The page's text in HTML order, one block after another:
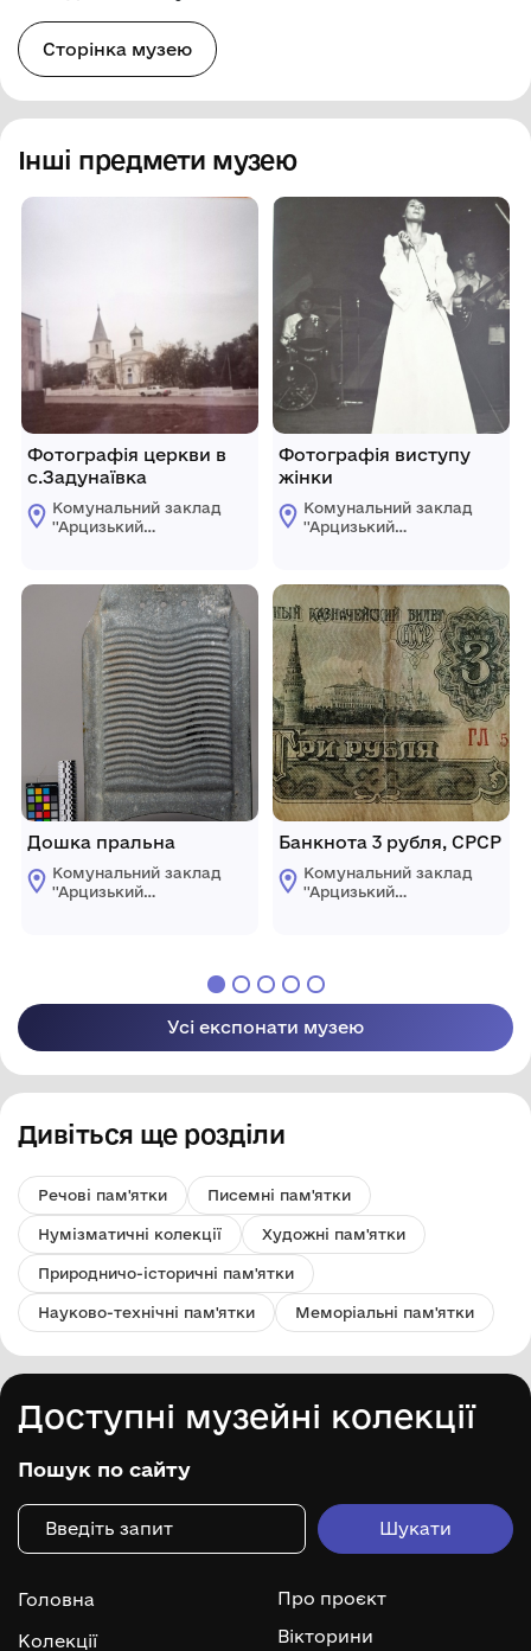
Сторінка музею
Інші предмети музею
Фотографія церкви в
с.Задунаївка
Комунальний заклад
''Арцизький
Арцизької міської
Дошка пральна
Комунальний заклад
''Арцизький
Фотографія виступу
жінки
Комунальний заклад
''Арцизький
Арцизької міської
Банкнота 3 рубля, СРСР
Комунальний заклад
''Арцизький
Усі експонати музею
Дивіться ще розділи
Речові пам'ятки Писемні пам'ятки
Нумізматичні колекції Художні пам'ятки
Природничо-історичні пам'ятки
Науково-технічні пам'ятки Меморіальні пам'ятки
Доступні музейні колекції
Пошук по сайту
Головна
Колекції
Про проєкт
Вікторини